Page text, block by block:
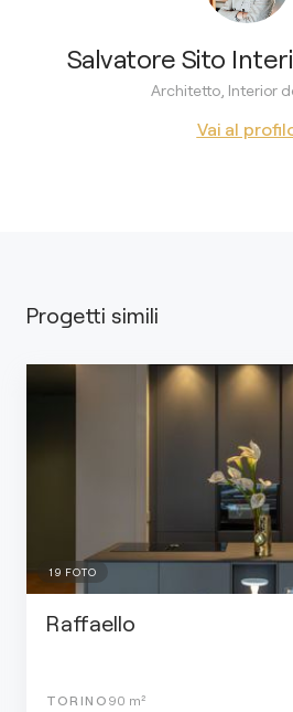
Salvatore Sito
Architetto, Interior
Vai al
Progetti simili
19 FOTO
Raffaello
TORINO 90 m²